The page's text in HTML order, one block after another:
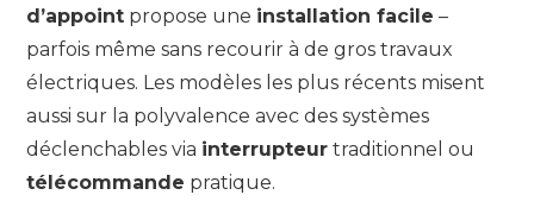
d’appoint propose une installation facile –
parfois même sans recourir à de gros travaux
électriques. Les modèles les plus récents misent
aussi sur la polyvalence avec des systèmes
déclenchables via interrupteur traditionnel ou
télécommande pratique.